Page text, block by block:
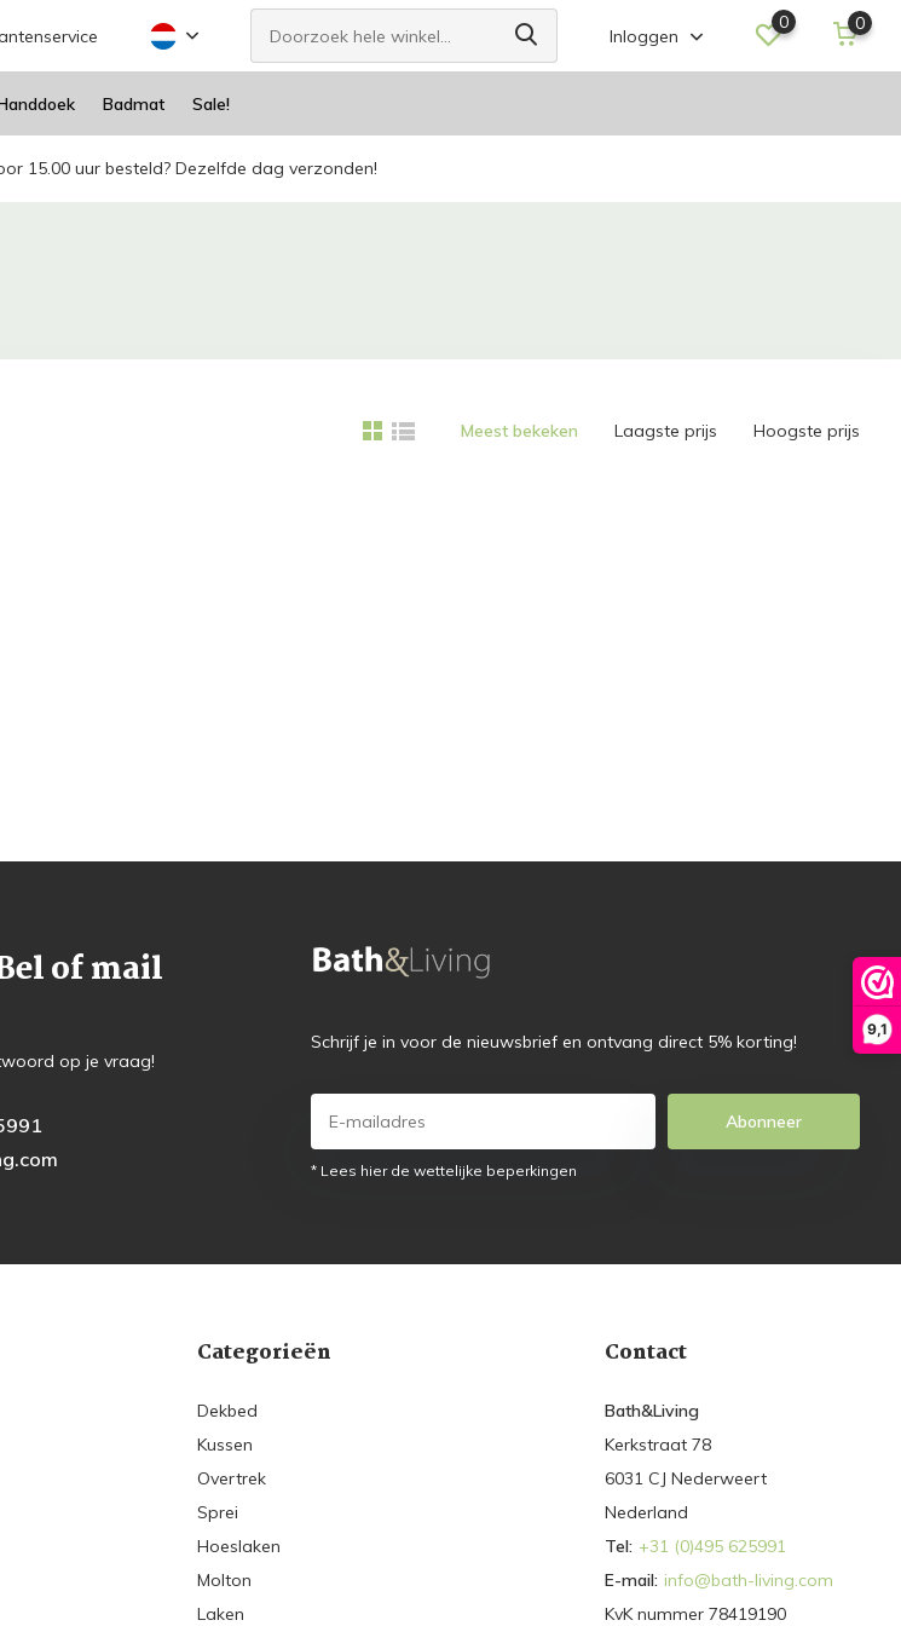
9,1
Inloggen
0 0
Badmat Sale!
15.00 uur besteld? Dezelfde dag verzonden!
Meest bekeken Laagste prijs Hoogste prijs
of mail
op je vraag!
Schrijf je in voor de nieuwsbrief en ontvang direct 5% korting!
Abonneer
* Lees hier de wettelijke beperkingen
Categorieën
Dekbed
Kussen
Overtrek
Sprei
Hoeslaken
Molton
Laken
Contact
Bath&Living
Kerkstraat 78
6031 CJ Nederweert
Nederland
Tel: +31 (0)495 625991
E-mail: info@bath-living.com
KvK nummer 78419190